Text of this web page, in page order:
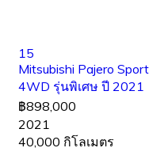
15
Mitsubishi Pajero
4WD รุ่นพิเศษ ปี 2021
฿898,000
2021
40,000 กิโลเมตร